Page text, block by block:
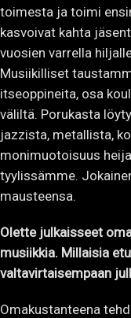
toimesta ja toimi
kasvoivat kahta
vuosien varrella
Musiikilliset
itseoppineita, osa
väliltä. Porukasta
jazzista, metallista,
monimuotoisuus
tyylissämme.
mausteensa.
Olette julkaisseet
musiikkia. Millaisia
valtavirtaisempaan
Omakustanteena